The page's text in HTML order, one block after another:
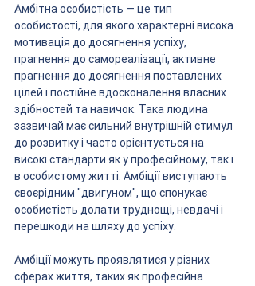
Амбітна особистість — це тип
особистості, для якого характерні висока
мотивація до досягнення успіху,
прагнення до самореалізації, активне
прагнення до досягнення поставлених
цілей і постійне вдосконалення власних
здібностей та навичок. Така людина
зазвичай має сильний внутрішній стимул
до розвитку і часто орієнтується на
високі стандарти як у професійному, так і
в особистому житті. Амбіції виступають
своєрідним "двигуном", що спонукає
особистість долати труднощі, невдачі і
перешкоди на шляху до успіху.
Амбіції можуть проявлятися у різних
сферах життя, таких як професійна